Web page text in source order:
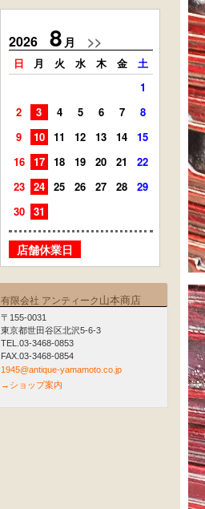
2026 8 月 >>
日 月 火 水 木 金
土
1
2
3 4 5 6 7
8
9
10 11 12 13 14
15
16
17 18 19 20 21
22
23
24 25 26 27 28
29
30
31
店舗休業日
2026
月
7
14
21
28
店
有限会社 アンティーク 山本商店
〒155-0031
東京都世田谷区北沢5-6-3
TEL.03-3468-0853
FAX.03-3468-0854
1945@antique-yamamoto.co.jp
→ショップ案内